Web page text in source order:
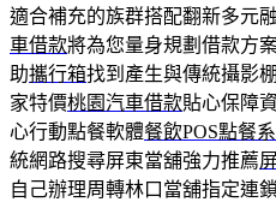
適合補充的族群搭配翻新多元
車借款將為您量身規劃借款方
助攜行箱找到產生與傳統攝影
家特價桃園汽車借款貼心保障
心行動點餐軟體餐飲POS點餐
統網路搜尋屏東當舖強力推薦
自己辦理周轉林口當舖指定連